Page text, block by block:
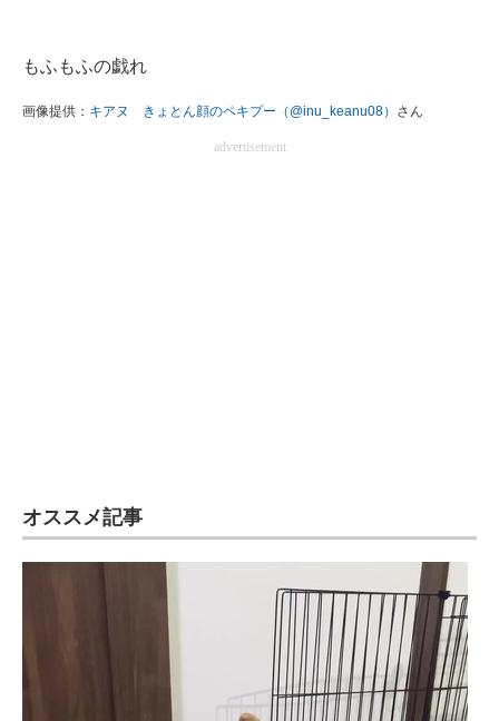
もふもふの戯れ
画像提供： キアヌ きょとん顔のペキプー（@inu_keanu08） さん
advertisement
オススメ記事